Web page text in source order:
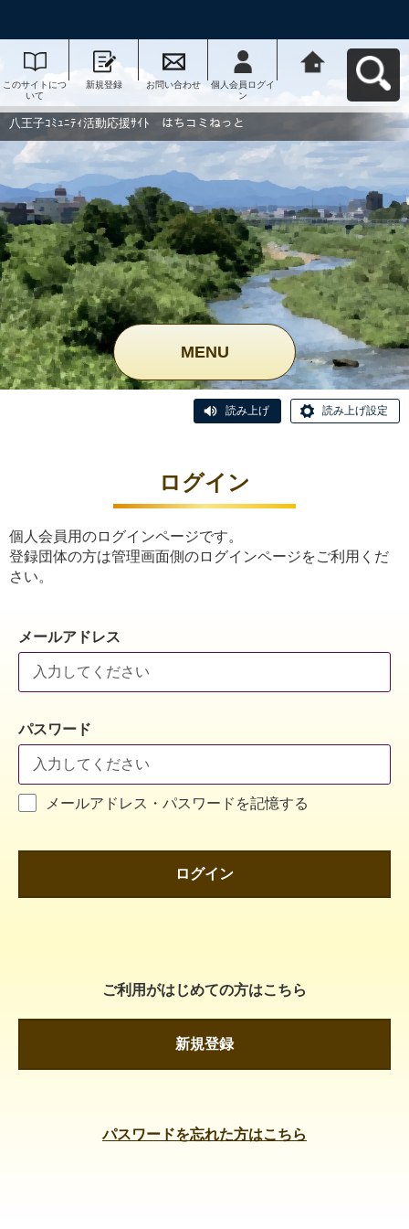
このサイトにつ
いて
新規登録 お問い合わせ
個人会員ログイ
ン
動応援ｻｲﾄ はち
コミねっとへ戻
八王子ｺﾐｭﾆﾃｨ活動応援ｻｲﾄ はちコミねっと
MENU
読み上げ 読み上げ設定
ログイン
個人会員用のログインページです。
登録団体の方は管理画面側のログインページをご利用くだ
さい。
メールアドレス
パスワード
メールアドレス・パスワードを記憶する
ログイン
ご利用がはじめての方はこちら
新規登録
パスワードを忘れた方はこちら